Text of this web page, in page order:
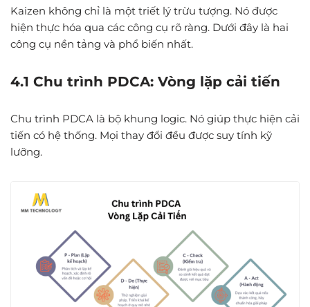
Kaizen không chỉ là một triết lý trừu tượng. Nó được
hiện thực hóa qua các công cụ rõ ràng. Dưới đây là hai
công cụ nền tảng và phổ biến nhất.
4.1 Chu trình PDCA: Vòng lặp cải tiến
Chu trình PDCA là bộ khung logic. Nó giúp thực hiện cải
tiến có hệ thống. Mọi thay đổi đều được suy tính kỹ
lưỡng.